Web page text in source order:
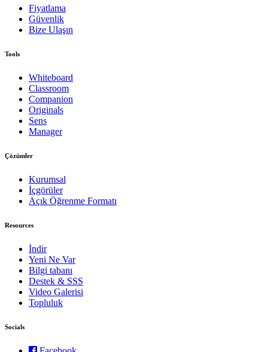
Fiyatlama
Güvenlik
Bize Ulaşın
Tools
Whiteboard
Classroom
Companion
Originals
Sens
Manager
Çözümler
Kurumsal
İçgörüler
Açık Öğrenme Formatı
Resources
İndir
Yeni Ne Var
Bilgi tabanı
Destek & SSS
Video Galerisi
Topluluk
Socials